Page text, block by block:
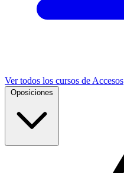
Ver todos los cursos de Accesos
Oposiciones